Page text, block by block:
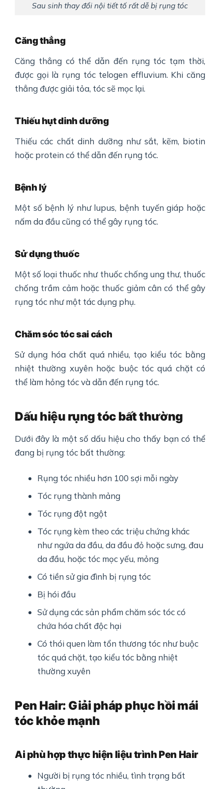
Sau sinh thay đổi nội tiết tố rất dễ bị rụng tóc
Căng thẳng
Căng thẳng có thể dẫn đến rụng tóc tạm thời,
được gọi là rụng tóc telogen effluvium. Khi căng
thẳng được giải tỏa, tóc sẽ mọc lại.
Thiếu hụt dinh dưỡng
Thiếu các chất dinh dưỡng như sắt, kẽm, biotin
hoặc protein có thể dẫn đến rụng tóc.
Bệnh lý
Một số bệnh lý như lupus, bệnh tuyến giáp hoặc
nấm da đầu cũng có thể gây rụng tóc.
Sử dụng thuốc
Một số loại thuốc như thuốc chống ung thư, thuốc
chống trầm cảm hoặc thuốc giảm cân có thể gây
rụng tóc như một tác dụng phụ.
Chăm sóc tóc sai cách
Sử dụng hóa chất quá nhiều, tạo kiểu tóc bằng
nhiệt thường xuyên hoặc buộc tóc quá chặt có
thể làm hỏng tóc và dẫn đến rụng tóc.
Dấu hiệu rụng tóc bất thường
Dưới đây là một số dấu hiệu cho thấy bạn có thể
đang bị rụng tóc bất thường:
Rụng tóc nhiều hơn 100 sợi mỗi ngày
Tóc rụng thành mảng
Tóc rụng đột ngột
Tóc rụng kèm theo các triệu chứng khác
như ngứa da đầu, da đầu đỏ hoặc sưng, đau
da đầu, hoặc tóc mọc yếu, mỏng
Có tiền sử gia đình bị rụng tóc
Bị hói đầu
Sử dụng các sản phẩm chăm sóc tóc có
chứa hóa chất độc hại
Có thói quen làm tổn thương tóc như buộc
tóc quá chặt, tạo kiểu tóc bằng nhiệt
thường xuyên
Pen Hair: Giải pháp phục hồi mái
tóc khỏe mạnh
Ai phù hợp thực hiện liệu trình Pen Hair
Người bị rụng tóc nhiều, tình trạng bất